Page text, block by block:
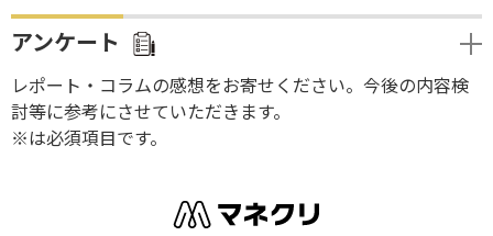
アンケート
レポート・コラムの感想をお寄せください。今後の内容検
討等に参考にさせていただきます。
※は必須項目です。